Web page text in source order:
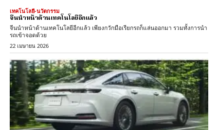
เทคโนโลยี-นวัตกรรม
จีนนำหน้าด้านเทคโนโลยีอีกแล้ว
จีนนำหน้าด้านเทคโนโลยีอีกแล้ว เพียงกวักมือเรียกรถก็แล่นออกมา รวมทั้งการนำ
รถเข้าจอดด้วย
22 เมษายน 2026